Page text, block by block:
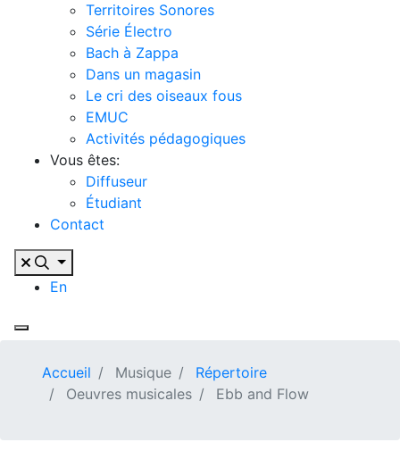
Territoires Sonores
Série Électro
Bach à Zappa
Dans un magasin
Le cri des oiseaux fous
EMUC
Activités pédagogiques
Vous êtes:
Diffuseur
Étudiant
Contact
En
Accueil Musique
Répertoire
Oeuvres musicales
Ebb and Flow